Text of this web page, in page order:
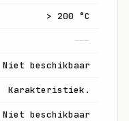
> 200 °C
---
Niet beschikbaar
Karakteristiek.
Niet beschikbaar